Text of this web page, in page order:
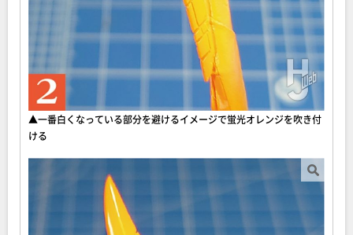
▲一番白くなっている部分を避けるイメージで蛍光オレンジを吹き付
ける